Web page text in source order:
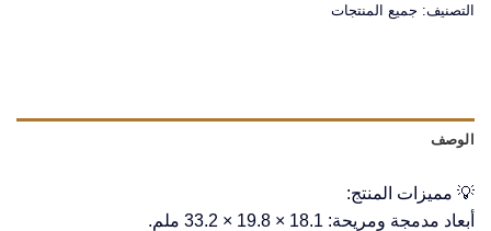
التصنيف: جميع المنتجات
الوصف
💡 مميزات المنتج:
أبعاد مدمجة ومريحة: 18.1 × 19.8 × 33.2 ملم.